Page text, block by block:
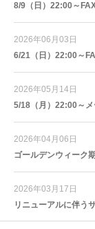
8/9（日）22:00～
2026年06月03日
6/21（日）22:00～
2026年05月14日
5/18（月）22:00～
2026年04月06日
ゴールデンウィーク
2026年03月17日
リニューアルに伴う